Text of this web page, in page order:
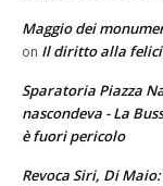
Maggio dei
on Il diritto alla
Sparatoria Piazza
nascondeva - La
è fuori pericolo
Revoca Siri, Di